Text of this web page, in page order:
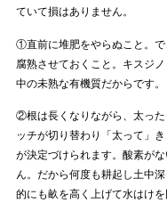
ていて損はありません。
①直前に堆肥をやらぬこと。
腐熟させておくこと。キスジ
中の未熟な有機質だからです。
②根は長くなりながら、太った
ッチが切り替わり「太って」
が決定づけられます。酸素が
ん。だから何度も耕起し土中
的にも畝を高く上げて水はけを